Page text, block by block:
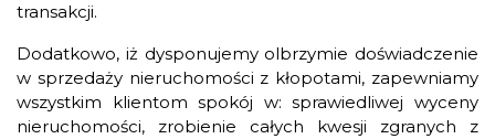
transakcji.
Dodatkowo, iż dysponujemy olbrzymie doświadczenie
w sprzedaży nieruchomości z kłopotami, zapewniamy
wszystkim klientom spokój w: sprawiedliwej wyceny
nieruchomości, zrobienie całych kwesji zgranych z